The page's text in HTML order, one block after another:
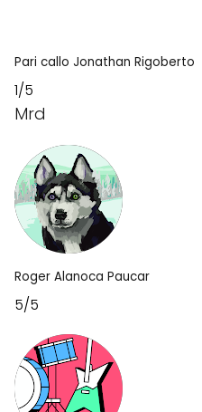
Pari callo Jonathan Rigoberto
1/5
Mrd
Roger Alanoca Paucar
5/5